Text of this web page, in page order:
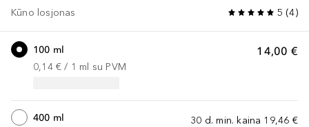
Kūno losjonas 5 (4)
14,00 €
100 ml
0,14 € / 1 ml su PVM
30 d. min. kaina 19,46 €
400 ml